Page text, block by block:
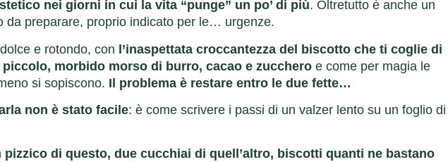
nei giorni in cui la vita “punge” un po’ di più. Oltretutto è anche un
da preparare, proprio indicato per le… urgenze.
e rotondo, con l’inaspettata croccantezza del biscotto che ti coglie di
morbido morso di burro, cacao e zucchero e come per magia le
si sopiscono. Il problema è restare entro le due fette…
non è stato facile: è come scrivere i passi di un valzer lento su un foglio di
di questo, due cucchiai di quell’altro, biscotti quanti ne bastano